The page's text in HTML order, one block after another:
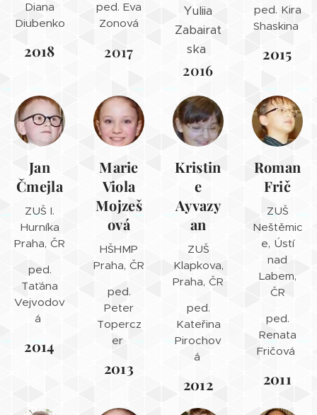
Diana
Diubenko
2018
ped. Eva
Zonová
2017
Yuliia
Zabairat
ska
2016
ped. Kira
Shaskina
2015
Jan
Čmejla
ZUŠ I.
Hurníka
Praha, ČR
ped.
Taťána
Vejvodov
á
2014
Marie
Viola
Mojzeš
ová
HŠHMP
Praha, ČR
ped.
Peter
Topercz
er
2013
Kristin
e
Ayvazy
an
ZUŠ
Klapkova,
Praha, ČR
ped.
Kateřina
Pirochov
á
2012
Roman
Frič
ZUŠ
Neštěmic
e, Ústí
nad
Labem,
ČR
ped.
Renata
Fričová
2011